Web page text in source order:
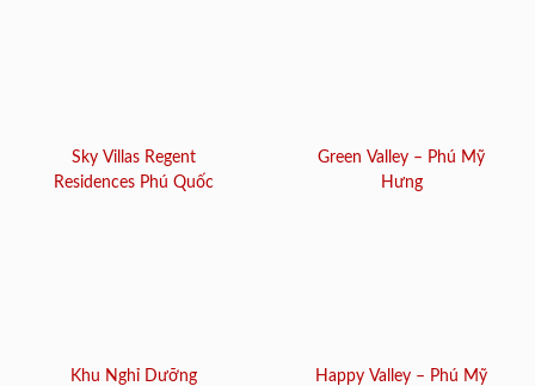
Sky Villas Regent
Residences Phú Quốc
Green Valley – Phú Mỹ
Hưng
Khu Nghỉ Dưỡng
Happy Valley – Phú Mỹ